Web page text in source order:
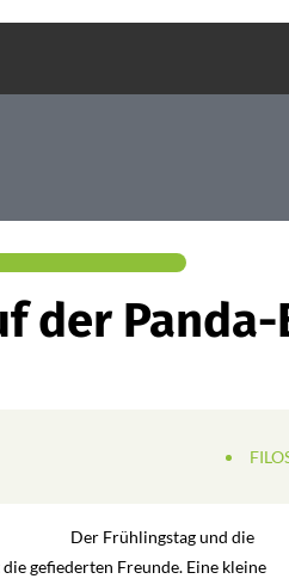
der Panda-
Der Frühlingstag und die
gefiederten Freunde. Eine kleine